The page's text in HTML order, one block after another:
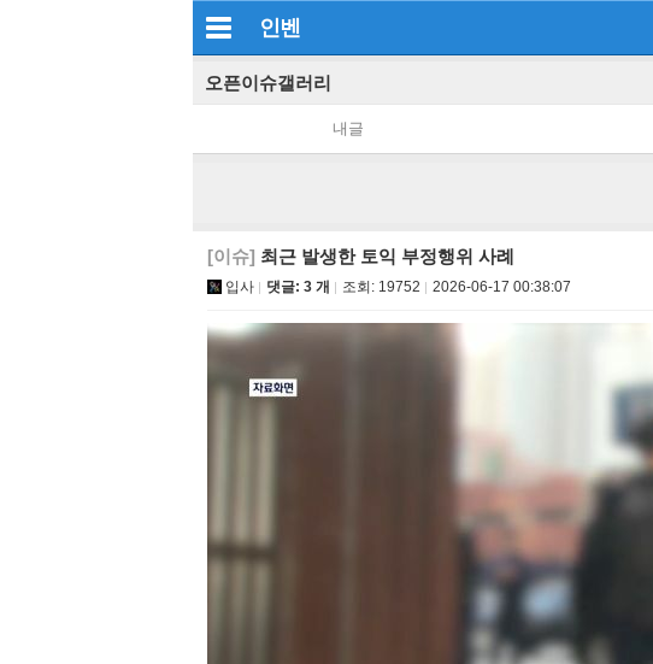
인벤
오픈이슈갤러리
내글
[이슈] 최근 발생한 토익 부정행위 사례
입사 댓글: 3 개 조회: 19752 2026-06-17 00:38:07